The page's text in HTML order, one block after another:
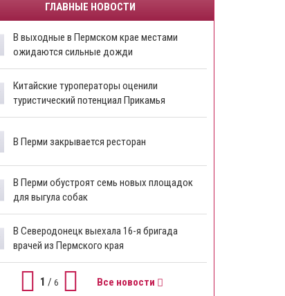
ГЛАВНЫЕ НОВОСТИ
В выходные в Пермском крае местами
ожидаются сильные дожди
Китайские туроператоры оценили
туристический потенциал Прикамья
В Перми закрывается ресторан
​В Перми обустроят семь новых площадок
для выгула собак
В Северодонецк выехала 16-я бригада
врачей из Пермского края
1 / 6 Все новости